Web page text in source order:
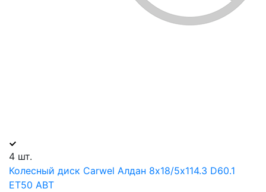
4 шт.
Колесный диск Carwel Алдан 8х18/5х114.3 D60.1
ET50 ABT